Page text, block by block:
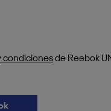
condicionesde Reebok